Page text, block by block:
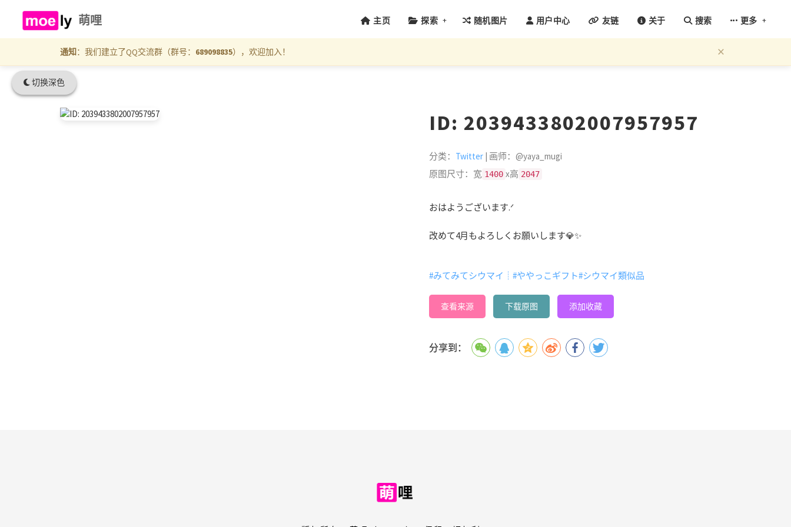
切换深色
萌哩 主页 探索 + 随机图片 用户中心 友链 关于 搜索 更多 +
通知：我们建立了QQ交流群（群号： 689098835），欢迎加入！ ×
ID: 2039433802007957957
分类： Twitter | 画师：@yaya_mugi
原图尺寸：宽 1400 x高 2047
おはようございます.ᐟ
改めて4月もよろしくお願いします💎✨
#みてみてシウマイ┊︎ #ややっこギフト#シウマイ類似品
查看来源 下载原图 添加收藏
分享到：